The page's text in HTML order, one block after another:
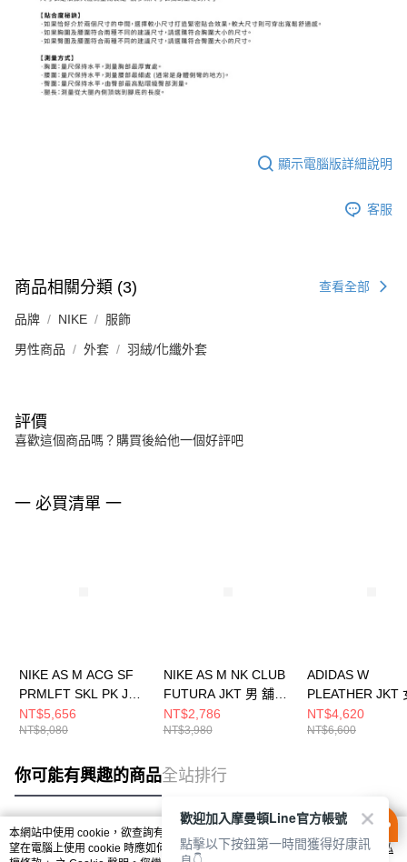
顯示電腦版詳細說明
客服
商品相關分類 (3) 查看全部
品牌 NIKE 服飾
男性商品 外套 羽絨/化纖外套
評價
喜歡這個商品嗎？購買後給他一個好評吧
一 必買清單 一
NIKE AS M ACG SF
PRMLFT SKL PK JKT
男 連帽外套
FV8682010
NT$5,656
NT$8,080
NIKE AS M NK CLUB
FUTURA JKT 男 舖棉
外套 FZ0657010
NT$2,786
NT$3,980
ADIDAS W
PLEATHER JKT
絨外套 KU6858
NT$4,620
NT$6,600
你可能有興趣的商品全站排行
熱門標籤
本網站中使用 cookie，欲查詢有關本網站使用 cookie 方式之詳情，及若您不希
望在電腦上使用 cookie 時應如何變更電腦的 cookie 設定，請參閱本網站「
隱私
歡迎加入摩曼頓Line官方帳號
點擊以下按鈕第一時間獲得好康訊